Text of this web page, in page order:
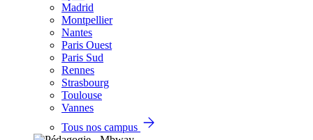
Madrid
Montpellier
Nantes
Paris Ouest
Paris Sud
Rennes
Strasbourg
Toulouse
Vannes
Tous nos campus